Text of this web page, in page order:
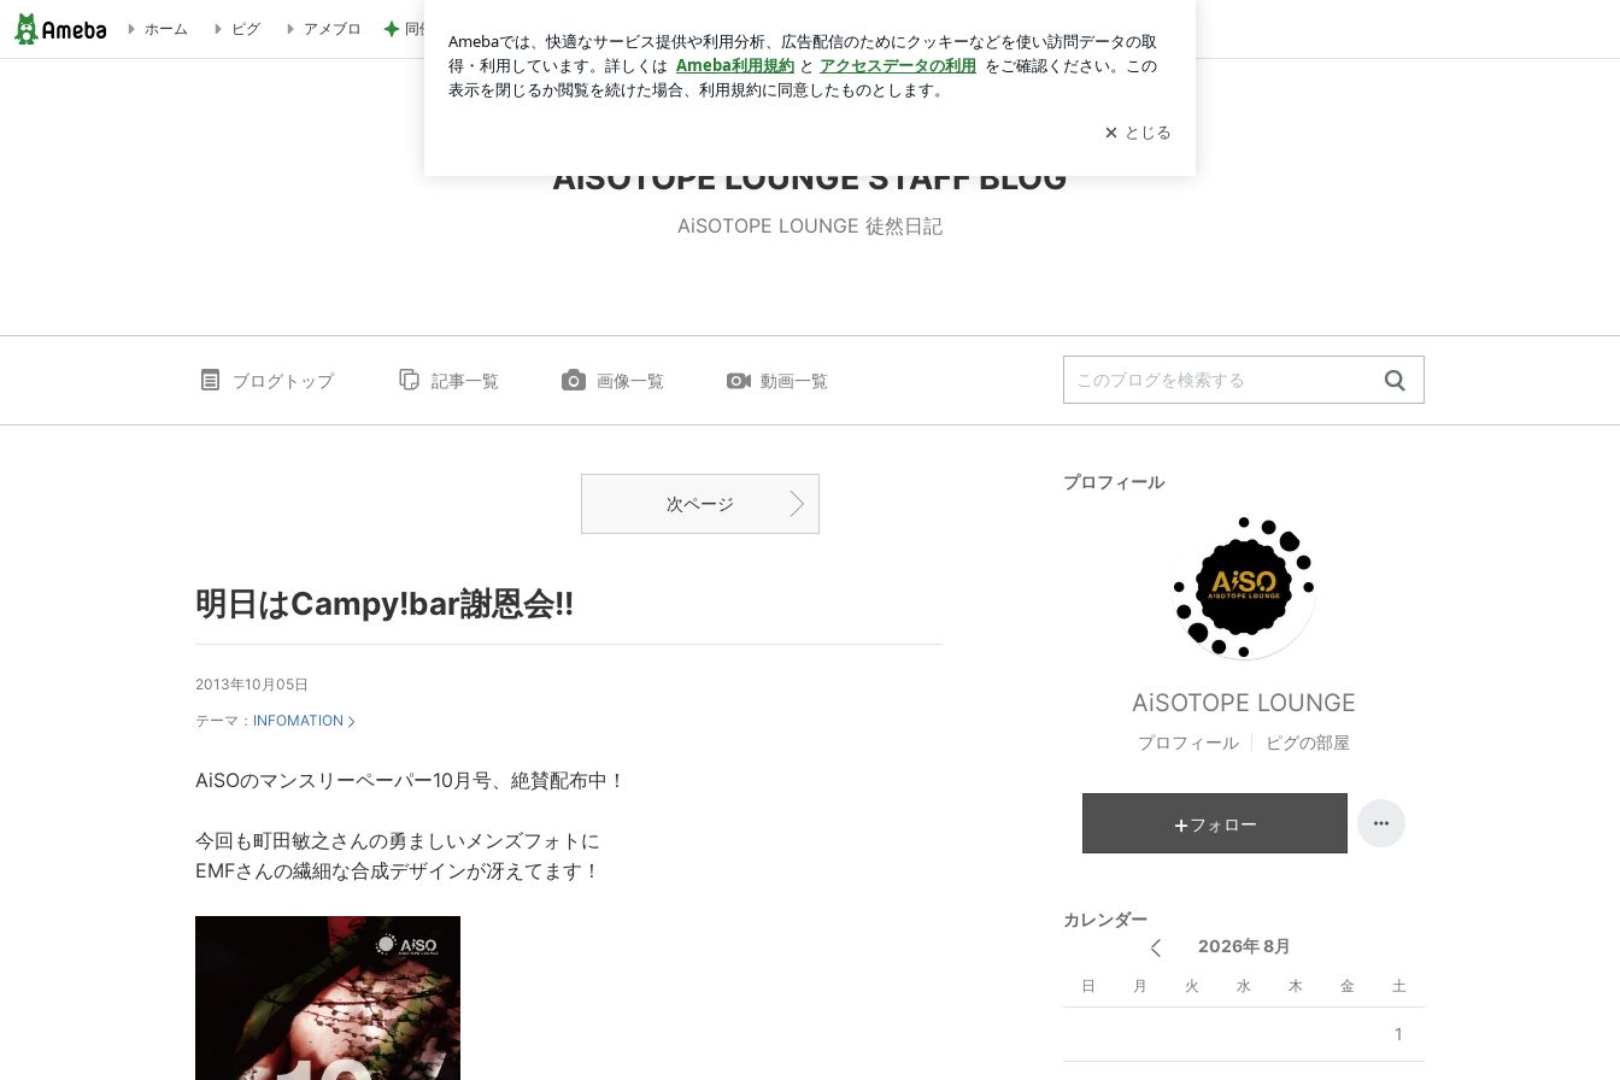
ホーム ピグ アメブロ 同僚がくれたミスドの幻のドーナツ ログイン
AiSOTOPE LOUNGE STAFF BLOG
AiSOTOPE LOUNGE 徒然日記
ブログトップ 記事一覧 画像一覧 動画一覧
次ページ
明日はCampy!bar謝恩会!!
2013年10月05日
テーマ： INFOMATION
AiSOのマンスリーペーパー10月号、絶賛配布中！
今回も町田敏之さんの勇ましいメンズフォトに
EMFさんの繊細な合成デザインが冴えてます！
プロフィール
AiSOTOPE LOUNGE
プロフィール ピグの部屋
フォロー
カレンダー
2026年 8月
日 月 火 水 木 金 土
1